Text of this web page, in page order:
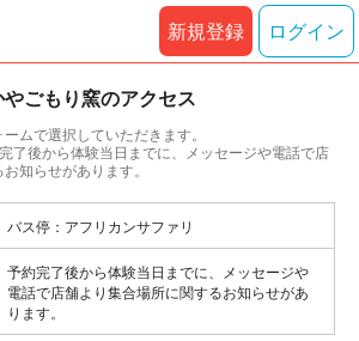
新規登録 ログイン
ごもり窯のアクセス
ムで選択していただきます。
了後から体験当日までに、メッセージや電話で店
知らせがあります。
バス停：アフリカンサファリ
予約完了後から体験当日までに、メッセージや
電話で店舗より集合場所に関するお知らせがあ
ります。